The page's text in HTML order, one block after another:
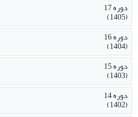
دوره 17
(1405)
دوره 16
(1404)
دوره 15
(1403)
دوره 14
(1402)